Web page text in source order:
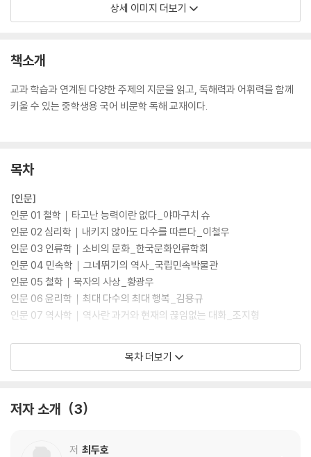
상세 이미지 더보기
책소개
교과 학습과 연계된 다양한 주제의 지문을 읽고, 독해력과 어휘력을 함께
키울 수 있는 중학생용 국어 비문학 독해 교재이다.
목차
[인문]
인문 01 철학｜타고난 능력이란 없다_야마구치 슈
인문 02 심리학｜내키지 않아도 다수를 따른다_이철우
인문 03 인류학｜소비의 문화_한국문화인류학회
인문 04 민속학｜그네뛰기의 역사_국립민속박물관
인문 05 철학｜묵자의 사상_황광우
인문 06 윤리학｜최대 다수의 최대 행복_김용규
인문 07 역사학｜역사란 과거와 현재의 끊임없는 대화_조지형
[사회]
사회 01 경제｜많이 만들수록 줄어드는 생산비의 비밀_한진수
사회 04 지리｜철도의 발전과 도시의 흥망성쇠_마경묵 외
사회 06 경제｜퍼센트와 퍼센트포인트_한진수
목차 더보기
저자 소개 3
저 최두호